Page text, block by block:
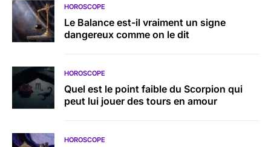
HOROSCOPE
Le Balance est-il vraiment un signe
dangereux comme on le dit
HOROSCOPE
Quel est le point faible du Scorpion qui
peut lui jouer des tours en amour
HOROSCOPE